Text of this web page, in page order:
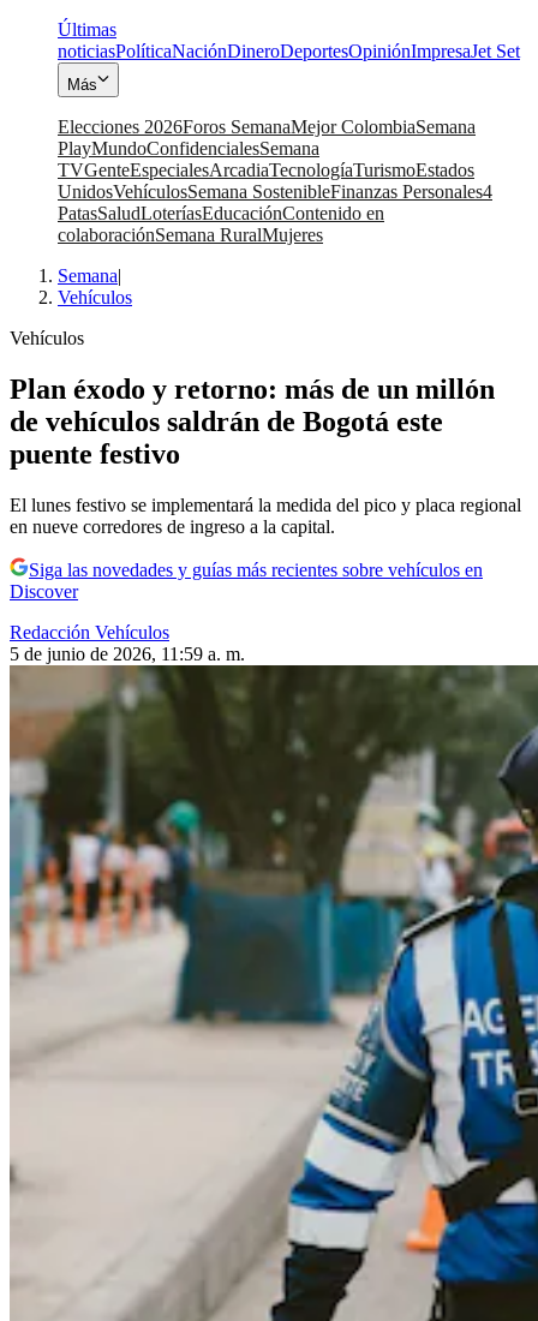
Últimas
noticiasPolíticaNaciónDineroDeportesOpiniónImpresaJet Set
Más
Elecciones 2026Foros SemanaMejor ColombiaSemana
PlayMundoConfidencialesSemana
TVGenteEspecialesArcadiaTecnologíaTurismoEstados
UnidosVehículosSemana SostenibleFinanzas Personales4
PatasSaludLoteríasEducaciónContenido en
colaboraciónSemana RuralMujeres
Semana|
Vehículos
Vehículos
Plan éxodo y retorno: más de un millón
de vehículos saldrán de Bogotá este
puente festivo
El lunes festivo se implementará la medida del pico y placa regional
en nueve corredores de ingreso a la capital.
Siga las novedades y guías más recientes sobre vehículos en
Discover
Redacción Vehículos
5 de junio de 2026, 11:59 a. m.